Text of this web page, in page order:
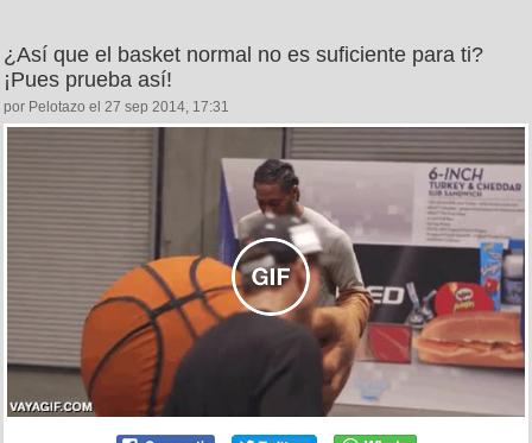
¿Así que el basket normal no es suficiente para ti?
¡Pues prueba así!
por Pelotazo el 27 sep 2014, 17:31